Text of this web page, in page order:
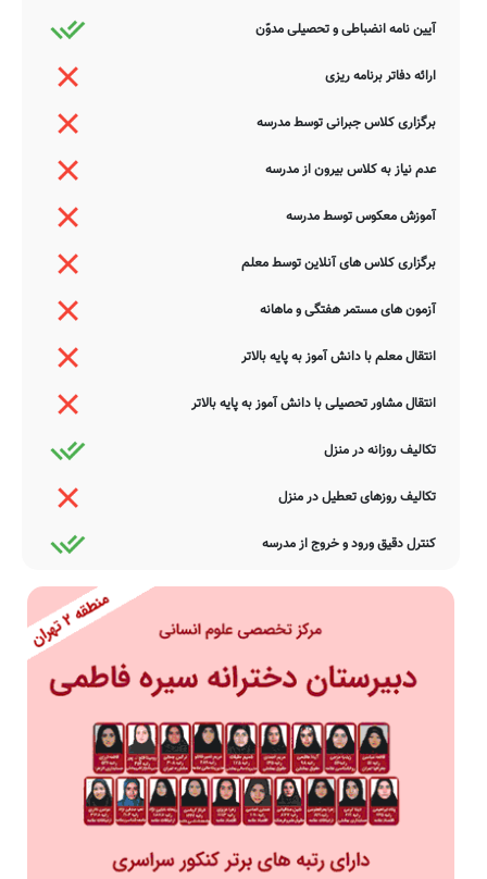
آیین نامه انضباطی و تحصیلی مدوّن
ارائه دفاتر برنامه ریزی
برگزاری کلاس جبرانی توسط مدرسه
عدم نیاز به کلاس بیرون از مدرسه
آموزش معکوس توسط مدرسه
برگزاری کلاس های آنلاین توسط معلم
آزمون های مستمر هفتگی و ماهانه
انتقال معلم با دانش آموز به پایه بالاتر
انتقال مشاور تحصیلی با دانش آموز به پایه بالاتر
تکالیف روزانه در منزل
تکالیف روزهای تعطیل در منزل
کنترل دقیق ورود و خروج از مدرسه